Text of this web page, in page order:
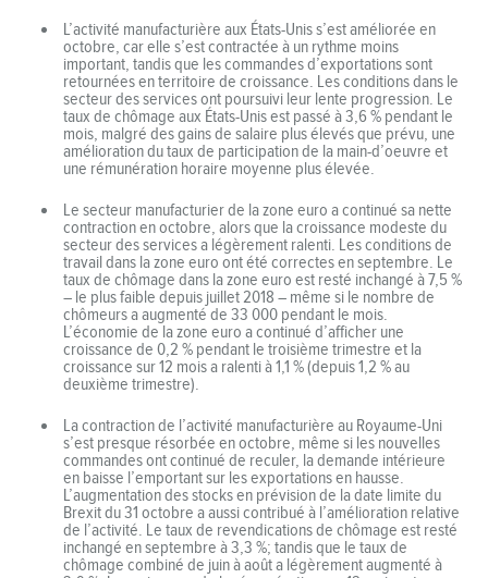
L’activité manufacturière aux États-Unis s’est améliorée en
octobre, car elle s’est contractée à un rythme moins
important, tandis que les commandes d’exportations sont
retournées en territoire de croissance. Les conditions dans le
secteur des services ont poursuivi leur lente progression. Le
taux de chômage aux États-Unis est passé à 3,6 % pendant le
mois, malgré des gains de salaire plus élevés que prévu, une
amélioration du taux de participation de la main-d’oeuvre et
une rémunération horaire moyenne plus élevée.
Le secteur manufacturier de la zone euro a continué sa nette
contraction en octobre, alors que la croissance modeste du
secteur des services a légèrement ralenti. Les conditions de
travail dans la zone euro ont été correctes en septembre. Le
taux de chômage dans la zone euro est resté inchangé à 7,5 %
– le plus faible depuis juillet 2018 – même si le nombre de
chômeurs a augmenté de 33 000 pendant le mois.
L’économie de la zone euro a continué d’afficher une
croissance de 0,2 % pendant le troisième trimestre et la
croissance sur 12 mois a ralenti à 1,1 % (depuis 1,2 % au
deuxième trimestre).
La contraction de l’activité manufacturière au Royaume-Uni
s’est presque résorbée en octobre, même si les nouvelles
commandes ont continué de reculer, la demande intérieure
en baisse l’emportant sur les exportations en hausse.
L’augmentation des stocks en prévision de la date limite du
Brexit du 31 octobre a aussi contribué à l’amélioration relative
de l’activité. Le taux de revendications de chômage est resté
inchangé en septembre à 3,3 %; tandis que le taux de
chômage combiné de juin à août a légèrement augmenté à